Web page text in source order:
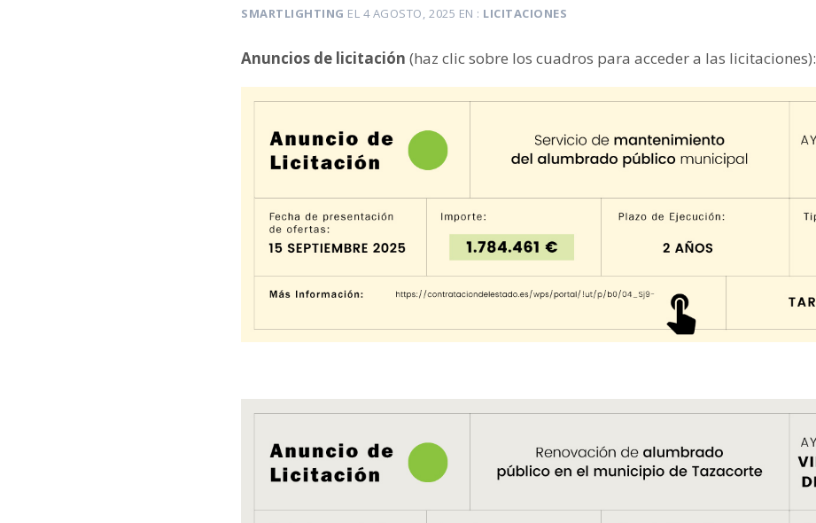
SMARTLIGHTING EL 4 AGOSTO, 2025 EN LICITACIONES
Anuncios de licitación (haz clic sobre los cuadros para acceder a las licitaciones):